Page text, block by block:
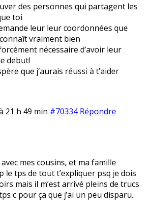
des personnes qui partagent les
toi
leur leur coordonnées que
vraiment bien
nécessaire d’avoir leur
debut!
que j’aurais réussi à t’aider
21 h 49 min #70334 Répondre
mes cousins, et ma famille
le tps de tout t’expliquer psq je dois
mais il m’est arrivé pleins de trucs
c pour ça que j’ai un peu disparu..